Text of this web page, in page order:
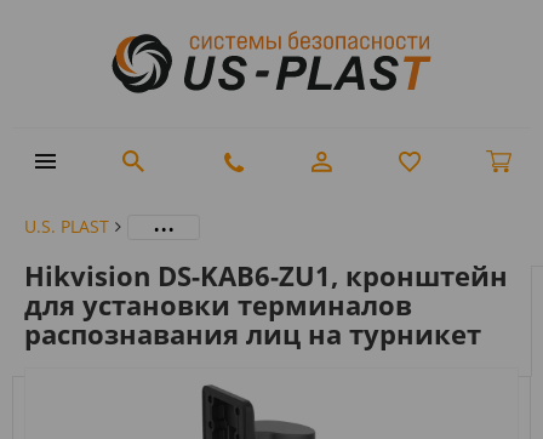
U.S. PLAST ...
Hikvision DS-KAB6-ZU1, кронштейн
для установки терминалов
распознавания лиц на турникет